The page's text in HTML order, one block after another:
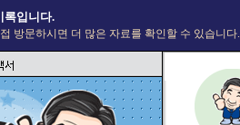
록입니다.
방문하시면 더 많은 자료를 확인할 수 있습니다.